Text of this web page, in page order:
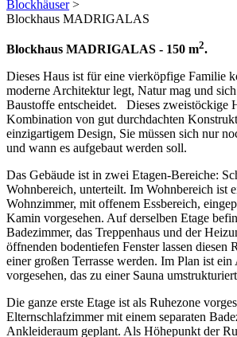
Blockhäuser >
Blockhaus MADRIGALAS
Blockhaus MADRIGALAS - 150 m2.
Dieses Haus ist für eine vierköpfige Familie
moderne Architektur legt, Natur mag und
Baustoffe entscheidet. Dieses zweistöckige
Kombination von gut durchdachten
einzigartigem Design, Sie müssen sich nur
und wann es aufgebaut werden soll.
Das Gebäude ist in zwei Etagen-Bereiche:
Wohnbereich, unterteilt. Im Wohnbereich ist
Wohnzimmer, mit offenem Essbereich,
Kamin vorgesehen. Auf derselben Etage
Badezimmer, das Treppenhaus und der
öffnenden bodentiefen Fenster lassen diesen
einer großen Terrasse werden. Im Plan ist
vorgesehen, das zu einer Sauna
Die ganze erste Etage ist als Ruhezone
Elternschlafzimmer mit einem separaten
Ankleideraum geplant. Als Höhepunkt der